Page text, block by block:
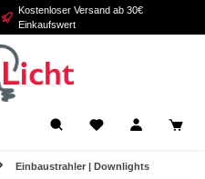
Kostenloser Versand ab 30€
Einkaufswert
Einbaustrahler | Downlights